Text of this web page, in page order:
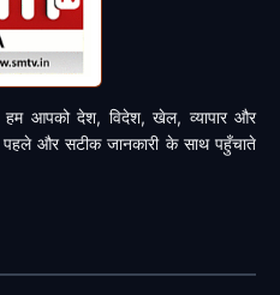
हम आपको देश, विदेश, खेल, व्यापार और
और सटीक जानकारी के साथ पहुँचाते